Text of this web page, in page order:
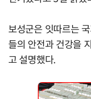
보성군은 잇따르는
들의 안전과 건강을
고 설명했다.